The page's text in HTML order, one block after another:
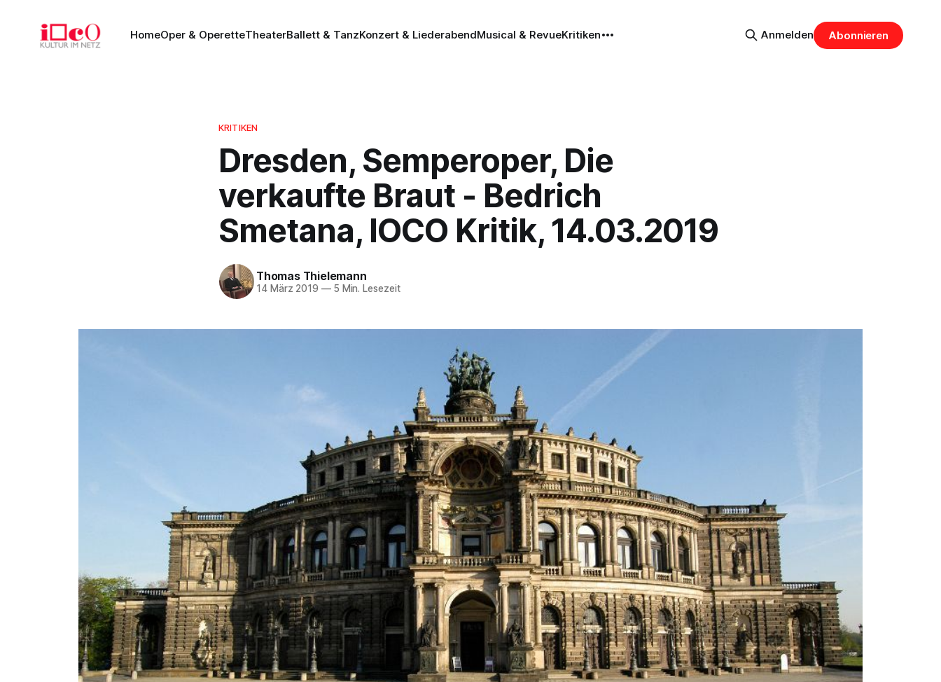
HomeOper & OperetteTheaterBallett & TanzKonzert & LiederabendMusical & RevueKritiken Anmelden Abonnieren
KRITIKEN
Dresden, Semperoper, Die
verkaufte Braut - Bedrich
Smetana, IOCO Kritik, 14.03.2019
Thomas Thielemann
14 März 2019 —5 Min. Lesezeit